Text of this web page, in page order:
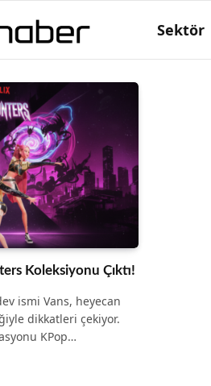
Sektör
Koleksiyonu Çıktı!
ismi Vans, heyecan
dikkatleri çekiyor.
KPop…